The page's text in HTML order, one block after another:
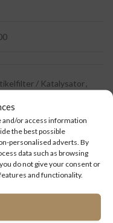
and/or access information
the best possible
personalised adverts. By
data such as browsing
do not give your consent or
and functionality.
/ Katalysator,
Katalysator